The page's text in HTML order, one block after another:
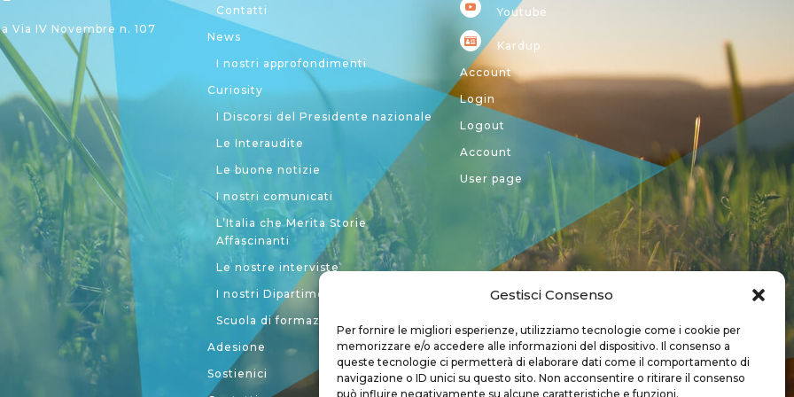
Gestisci Consenso
Per fornire le migliori esperienze, utilizziamo tecnologie come i cookie per
memorizzare e/o accedere alle informazioni del dispositivo. Il consenso a
queste tecnologie ci permetterà di elaborare dati come il comportamento di
navigazione o ID unici su questo sito. Non acconsentire o ritirare il consenso
può influire negativamente su alcune caratteristiche e funzioni.
Via IV Novembre n. 107
Contatti
News
I nostri approfondimenti
Curiosity
I Discorsi del Presidente nazionale
Le Interaudite
Le buone notizie
I nostri comunicati
L’Italia che Merita Storie
Affascinanti
Le nostre interviste
I nostri Dipartimenti
Scuola di formazione politica CREA
Adesione
Sostienici
Youtube
Kardup
Account
Login
Logout
Account
User page